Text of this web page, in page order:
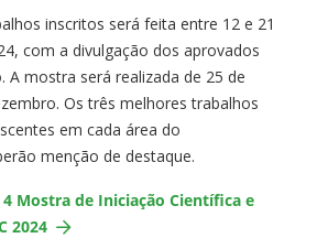
inscritos será feita entre 12 e 21
com a divulgação dos aprovados
A mostra será realizada de 25 de
Os três melhores trabalhos
em cada área do
menção de destaque.
Mostra de Iniciação Científica e
2024